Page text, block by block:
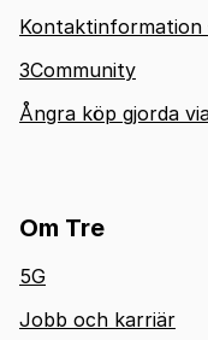
Kontaktinformation
3Community
Ångra köp gjorda
Om Tre
5G
Jobb och karriär